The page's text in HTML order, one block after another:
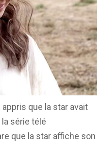
appris que la star avait
série télé
que la star affiche son